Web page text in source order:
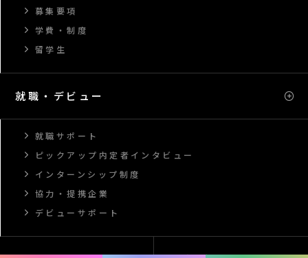
募集要項
学費・制度
留学生
就職・デビュー
就職サポート
ピックアップ内定者インタビュー
インターンシップ制度
協力・提携企業
デビューサポート